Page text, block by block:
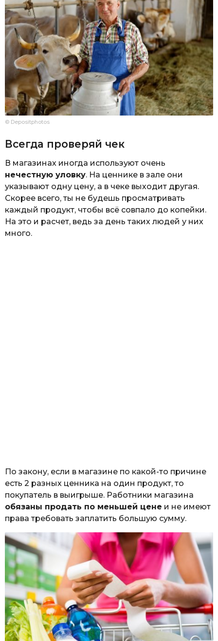
© Depositphotos
Всегда проверяй чек
В магазинах иногда используют очень
нечестную уловку. На ценнике в зале они
указывают одну цену, а в чеке выходит другая.
Скорее всего, ты не будешь просматривать
каждый продукт, чтобы всё совпало до копейки.
На это и расчет, ведь за день таких людей у них
много.
По закону, если в магазине по какой-то причине
есть 2 разных ценника на один продукт, то
покупатель в выигрыше. Работники магазина
обязаны продать по меньшей цене и не имеют
права требовать заплатить большую сумму.